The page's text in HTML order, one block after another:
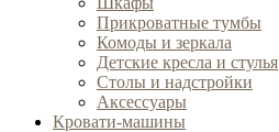
Прикроватные тумбы
Комоды и зеркала
Детские кресла и стулья
Столы и надстройки
Аксессуары
Кровати-машины